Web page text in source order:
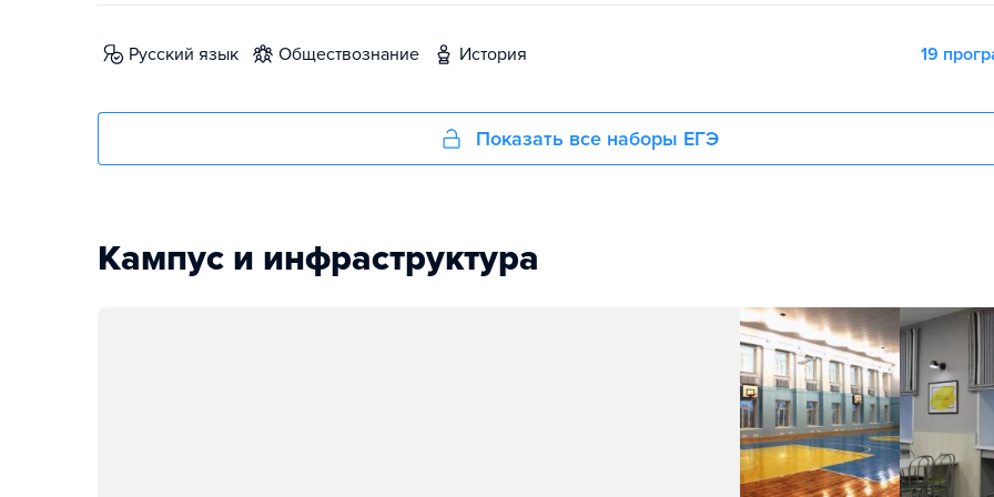
русский язык обществознание история 19
Показать все наборы ЕГЭ
Кампус и инфраструктура